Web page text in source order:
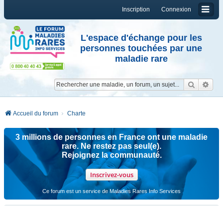
Connexion
Inscription
L'espace d'échange pour les
personnes touchées par une
maladie rare
Accueil du forum Charte
3 millions de personnes en France ont une maladie
rare. Ne restez pas seul(e).
Rejoignez la communauté.
Inscrivez-vous
Ce forum est un service de Maladies Rares Info Services